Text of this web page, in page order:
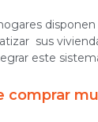
sus
este
comprar